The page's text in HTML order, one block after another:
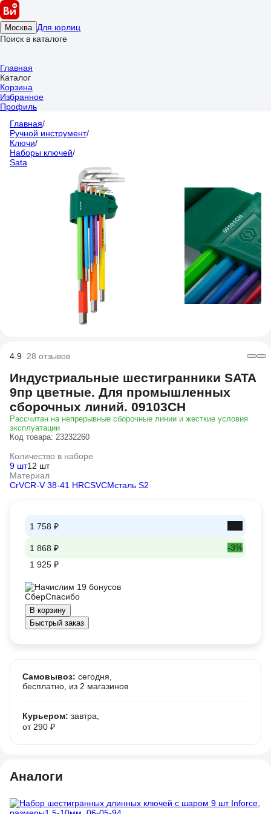
Москва Для юрлиц
Поиск в каталоге
Главная
Каталог
Корзина
Избранное
Профиль
Главная/
Ручной инструмент/
Ключи/
Наборы ключей/
Sata
4.9 28 отзывов
Индустриальные шестигранники SATA
9пр цветные. Для промышленных
сборочных линий. 09103CH
Рассчитан на непрерывные сборочные линии и жесткие условия
эксплуатации
Код товара: 23232260
Количество в наборе
9 шт12 шт
Материал
CrVCR-V 38-41 HRCSVCMсталь S2
1 758 ₽
1 868 ₽
-3%
1 925 ₽
Начислим 19 бонусов
В корзину
Быстрый заказ
Самовывоз: сегодня,
бесплатно , из 2 магазинов
Курьером: завтра,
от 290 ₽
Аналоги